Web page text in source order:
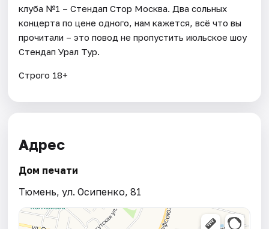
клуба №1 – Стендап Стор Москва. Два сольных
концерта по цене одного, нам кажется, всё что вы
прочитали – это повод не пропустить июльское шоу
Стендап Урал Тур.
Строго 18+
Адрес
Дом печати
Тюмень, ул. Осипенко, 81